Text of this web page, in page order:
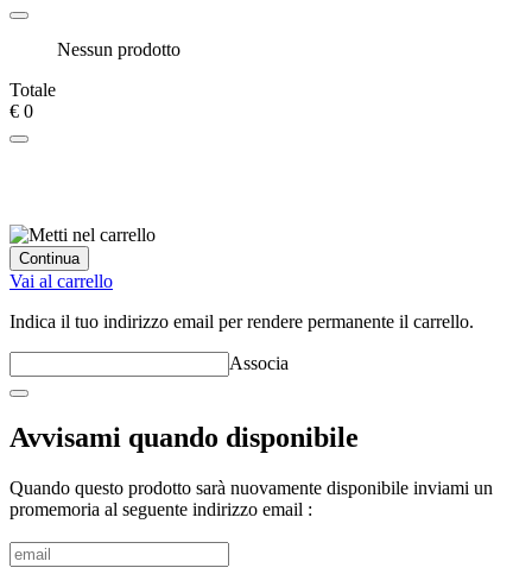
Nessun prodotto
Totale
€ 0
Continua
Vai al carrello
Indica il tuo indirizzo email per rendere permanente il carrello.
Associa
Avvisami quando disponibile
Quando questo prodotto sarà nuovamente disponibile inviami un
promemoria al seguente indirizzo email :